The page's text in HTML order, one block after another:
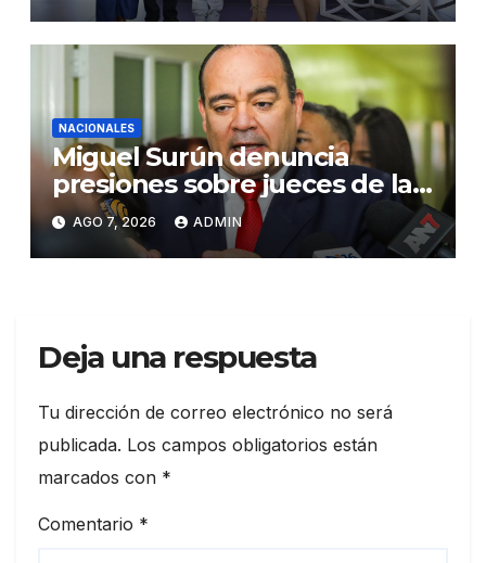
NACIONALES
Miguel Surún denuncia
presiones sobre jueces de la
Suprema Corte de Justicia
AGO 7, 2026 ADMIN
Deja una respuesta
Tu dirección de correo electrónico no será
publicada. Los campos obligatorios están
marcados con *
Comentario *